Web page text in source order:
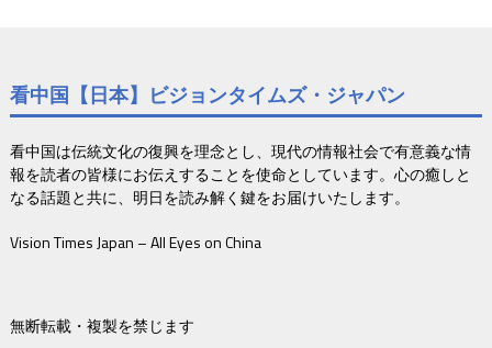
看中国【日本】ビジョンタイムズ・ジャパン
看中国は伝統文化の復興を理念とし、現代の情報社会で有意義な情
報を読者の皆様にお伝えすることを使命としています。心の癒しと
なる話題と共に、明日を読み解く鍵をお届けいたします。
Vision Times Japan – All Eyes on China
無断転載・複製を禁じます